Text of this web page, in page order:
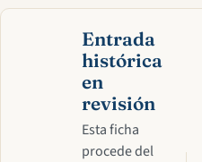
Entrada
histórica
en
revisión
Esta ficha
procede del